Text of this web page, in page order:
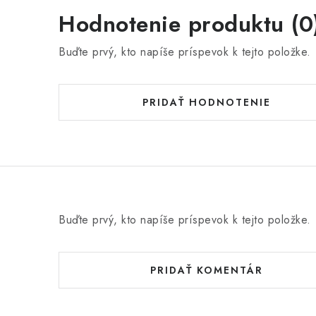
Hodnotenie produktu
Buďte prvý, kto napíše príspevok k tejto položke.
PRIDAŤ HODNOTENIE
Buďte prvý, kto napíše príspevok k tejto položke.
PRIDAŤ KOMENTÁR